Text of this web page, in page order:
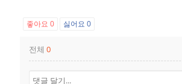
좋아요0 싫어요0
전체0